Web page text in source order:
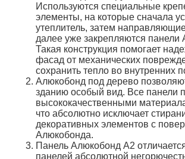
Используются специальные
элементы, на которые сначала
утеплитель, затем
далее уже закрепляются панели
Такая конструкция помогает
фасад от механических
сохранить тепло во внутренних
Алюкобонд под дерево
зданию особый вид. Все панели
высококачественными
что абсолютно исключает
декоративных элементов с
Алюкобонда.
Панель Алюкобонд А2
панелей абсолютной